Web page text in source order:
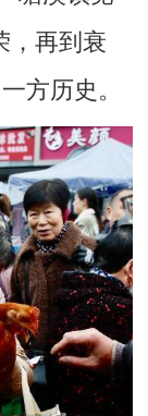
，再到衰
方历史。